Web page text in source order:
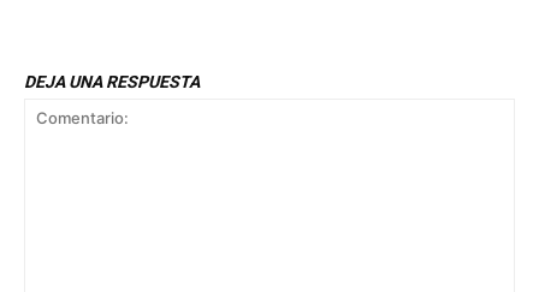
DEJA UNA RESPUESTA